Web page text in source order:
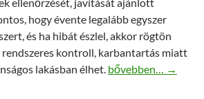
hogy évente legalább egyszer
és ha hibát észlel, akkor rögtön
rendszeres kontroll, karbantartás miatt
lakásban élhet. Gyors és precíz
bővebben… →